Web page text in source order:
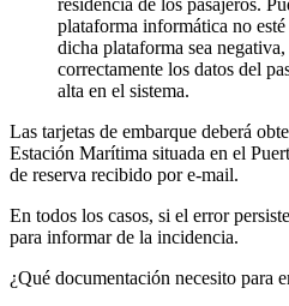
plataforma informática no
dicha plataforma sea
correctamente los datos del
alta en el sistema.
Las tarjetas de embarque deberá
Estación Marítima situada en el
de reserva recibido por e-mail.
En todos los casos, si el error
para informar de la incidencia.
¿Qué documentación necesito para